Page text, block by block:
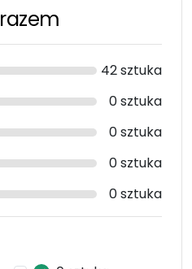
razem
42 sztuka
0 sztuka
0 sztuka
0 sztuka
0 sztuka